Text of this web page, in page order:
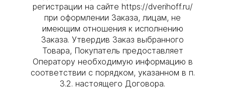
регистрации на сайте https://dverihoff.ru/
при оформлении Заказа, лицам, не
имеющим отношения к исполнению
Заказа. Утвердив Заказ выбранного
Товара, Покупатель предоставляет
Оператору необходимую информацию в
соответствии с порядком, указанном в п.
3.2. настоящего Договора.